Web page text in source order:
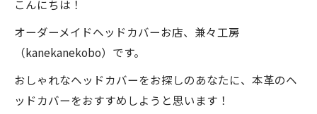
こんにちは！
オーダーメイドヘッドカバーお店、兼々工房
（kanekanekobo）です。
おしゃれなヘッドカバーをお探しのあなたに、本革のヘ
ッドカバーをおすすめしようと思います！